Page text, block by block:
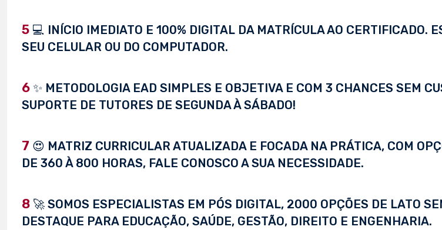
5 💻 INÍCIO IMEDIATO E 100% DIGITAL DA MATRÍCULA AO CERTIFICADO.
SEU CELULAR OU DO COMPUTADOR.
6 ✨ METODOLOGIA EAD SIMPLES E OBJETIVA E COM 3 CHANCES SEM
SUPORTE DE TUTORES DE SEGUNDA À SÁBADO!
7 😍 MATRIZ CURRICULAR ATUALIZADA E FOCADA NA PRÁTICA, COM
DE 360 À 800 HORAS, FALE CONOSCO A SUA NECESSIDADE.
8 🚀 SOMOS ESPECIALISTAS EM PÓS DIGITAL, 2000 OPÇÕES DE LATO
DESTAQUE PARA EDUCAÇÃO, SAÚDE, GESTÃO, DIREITO E ENGENHARIA.